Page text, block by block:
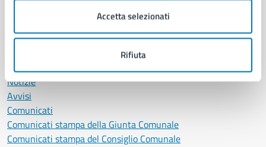
Accetta selezionati
Rifiuta
Notizie
Avvisi
Comunicati
Comunicati stampa della Giunta Comunale
Comunicati stampa del Consiglio Comunale